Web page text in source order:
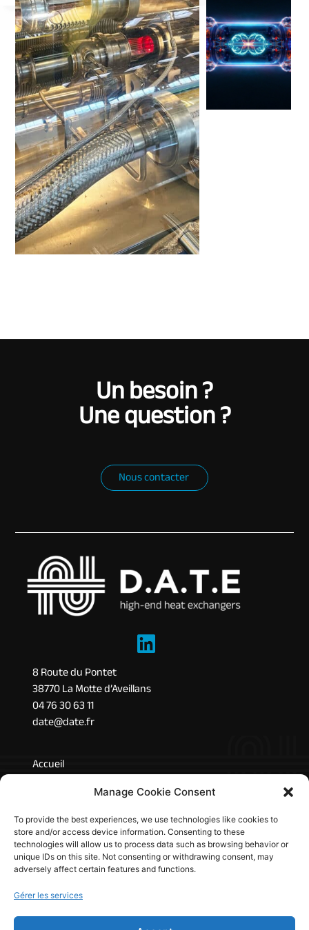
Manage Cookie Consent
To provide the best experiences, we use technologies like cookies to
store and/or access device information. Consenting to these
technologies will allow us to process data such as browsing behavior or
unique IDs on this site. Not consenting or withdrawing consent, may
adversely affect certain features and functions.
Gérer les services
Un besoin ?
Une question ?
Nous contacter
8 Route du Pontet
38770 La Motte d’Aveillans
04 76 30 63 11
date@date.fr
Accueil
Technologies
Produits
Recrutement
Actualités
Mentions légales
Confidentialité